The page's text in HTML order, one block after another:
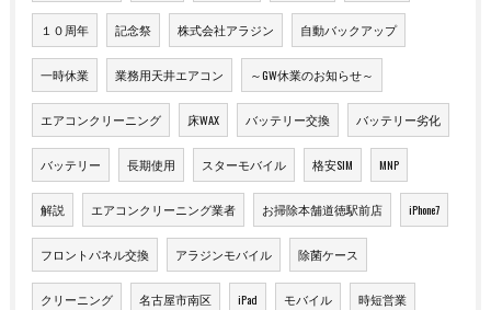
１０周年 記念祭 株式会社アラジン 自動バックアップ
一時休業 業務用天井エアコン ～GW休業のお知らせ～
エアコンクリーニング 床WAX バッテリー交換 バッテリー劣化
バッテリー 長期使用 スターモバイル 格安SIM MNP
解説 エアコンクリーニング業者 お掃除本舗道徳駅前店 iPhone7
フロントパネル交換 アラジンモバイル 除菌ケース
クリーニング 名古屋市南区 iPad モバイル 時短営業